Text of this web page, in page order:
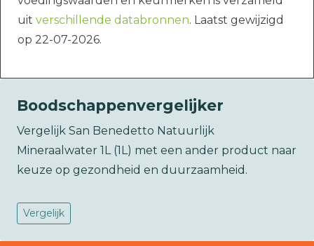
uit verschillende databronnen. Laatst gewijzigd
op 22-07-2026.
Boodschappenvergelijker
Vergelijk San Benedetto Natuurlijk
Mineraalwater 1L (1L) met een ander product naar
keuze op gezondheid en duurzaamheid.
Vergelijk